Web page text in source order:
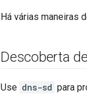
Há várias maneiras
Descoberta
Use dns-sd para